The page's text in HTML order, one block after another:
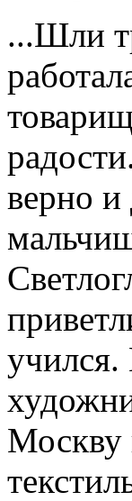
...Шли
верно и
Москву